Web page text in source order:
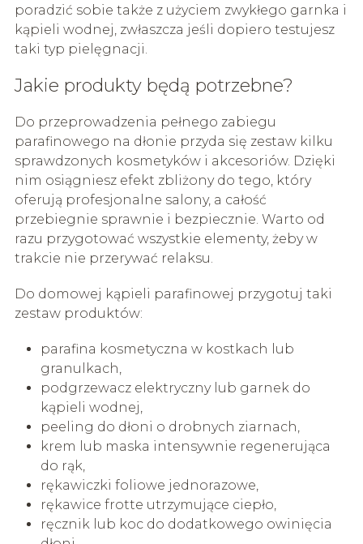
poradzić sobie także z użyciem zwykłego garnka i
kąpieli wodnej, zwłaszcza jeśli dopiero testujesz
taki typ pielęgnacji.
Jakie produkty będą potrzebne?
Do przeprowadzenia pełnego zabiegu
parafinowego na dłonie przyda się zestaw kilku
sprawdzonych kosmetyków i akcesoriów. Dzięki
nim osiągniesz efekt zbliżony do tego, który
oferują profesjonalne salony, a całość
przebiegnie sprawnie i bezpiecznie. Warto od
razu przygotować wszystkie elementy, żeby w
trakcie nie przerywać relaksu.
Do domowej kąpieli parafinowej przygotuj taki
zestaw produktów:
parafina kosmetyczna w kostkach lub
granulkach,
podgrzewacz elektryczny lub garnek do
kąpieli wodnej,
peeling do dłoni o drobnych ziarnach,
krem lub maska intensywnie regenerująca
do rąk,
rękawiczki foliowe jednorazowe,
rękawice frotte utrzymujące ciepło,
ręcznik lub koc do dodatkowego owinięcia